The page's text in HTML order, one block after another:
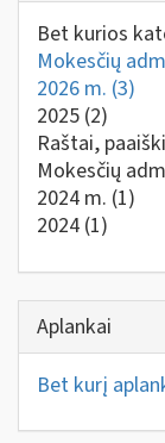
Bet kurios
Mokesčių
2026 m. (3)
2025 (2)
Raštai,
Mokesčių
2024 m. (1)
2024 (1)
Aplankai
Bet kurį